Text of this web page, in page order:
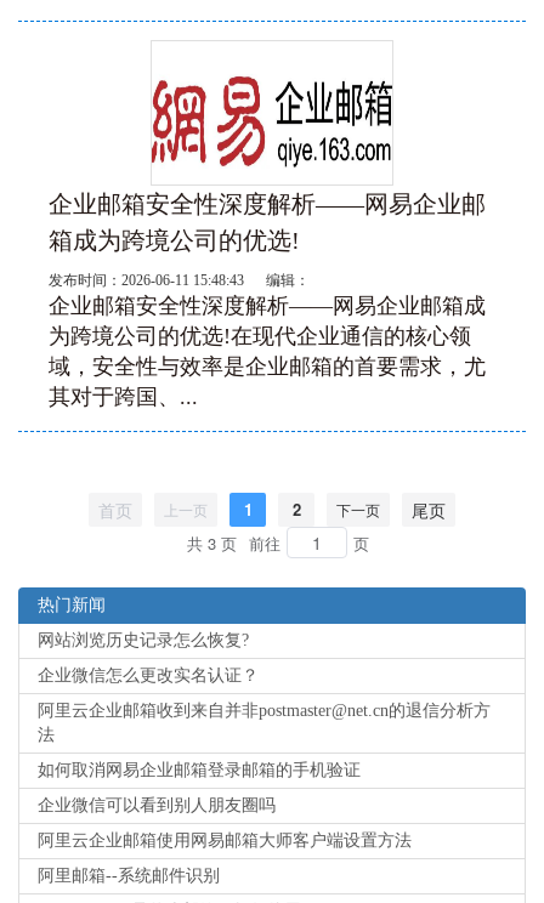
企业邮箱安全性深度解析——网易企业邮
箱成为跨境公司的优选!
发布时间：2026-06-11 15:48:43 编辑：
企业邮箱安全性深度解析——网易企业邮箱成
为跨境公司的优选!在现代企业通信的核心领
域，安全性与效率是企业邮箱的首要需求，尤
其对于跨国、...
首页 上一页 1 2 下一页 尾页
共 3 页 前往 页
热门新闻
网站浏览历史记录怎么恢复?
企业微信怎么更改实名认证？
阿里云企业邮箱收到来自并非postmaster@net.cn的退信分析方
法
如何取消网易企业邮箱登录邮箱的手机验证
企业微信可以看到别人朋友圈吗
阿里云企业邮箱使用网易邮箱大师客户端设置方法
阿里邮箱--系统邮件识别